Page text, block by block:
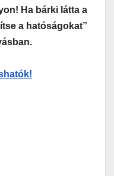
Ha bárki látta a
a hatóságokat”